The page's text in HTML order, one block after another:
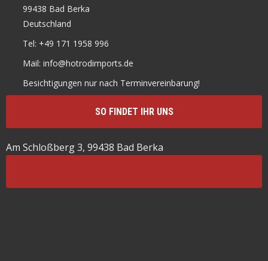
99438 Bad Berka
Deutschland
Tel: +49 171 1958 996
Mail: info@hotrodimports.de
Besichtigungen nur nach Terminvereinbarung!
SO FINDET IHR UNS
Am Schloßberg 3, 99438 Bad Berka